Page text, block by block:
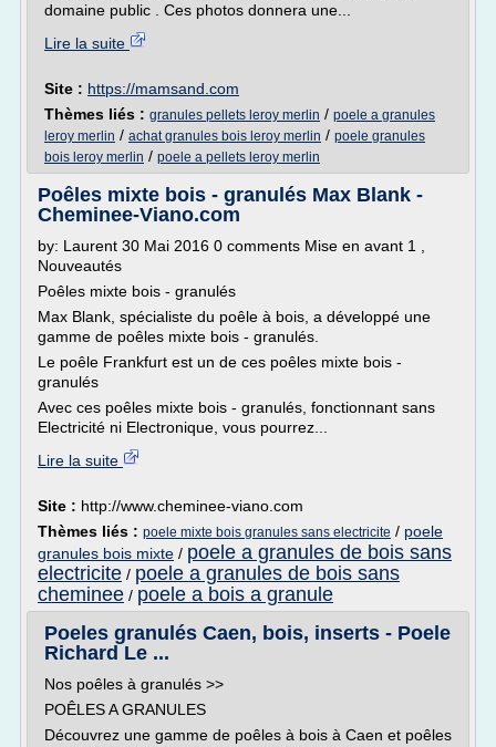
domaine public . Ces photos donnera une...
Lire la suite
Site : https://mamsand.com
Thèmes liés : granules pellets leroy merlin / poele a granules
leroy merlin / achat granules bois leroy merlin / poele granules
bois leroy merlin / poele a pellets leroy merlin
Poêles mixte bois - granulés Max Blank -
Cheminee-Viano.com
by: Laurent 30 Mai 2016 0 comments Mise en avant 1 ,
Nouveautés
Poêles mixte bois - granulés
Max Blank, spécialiste du poêle à bois, a développé une
gamme de poêles mixte bois - granulés.
Le poêle Frankfurt est un de ces poêles mixte bois -
granulés
Avec ces poêles mixte bois - granulés, fonctionnant sans
Electricité ni Electronique, vous pourrez...
Lire la suite
Site : http://www.cheminee-viano.com
Thèmes liés : poele mixte bois granules sans electricite / poele
granules bois mixte / poele a granules de bois sans
electricite / poele a granules de bois sans
cheminee / poele a bois a granule
Poeles granulés Caen, bois, inserts - Poele
Richard Le ...
Nos poêles à granulés >>
POÊLES A GRANULES
Découvrez une gamme de poêles à bois à Caen et poêles